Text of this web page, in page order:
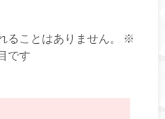
ることはありません。
※
です